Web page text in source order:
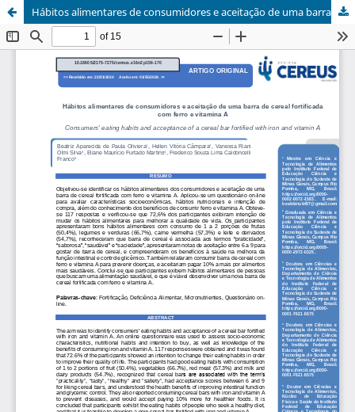
Hábitos alimentares de consumidores e aceitação de uma barra de cereal fortificada com ferro e vitamina A